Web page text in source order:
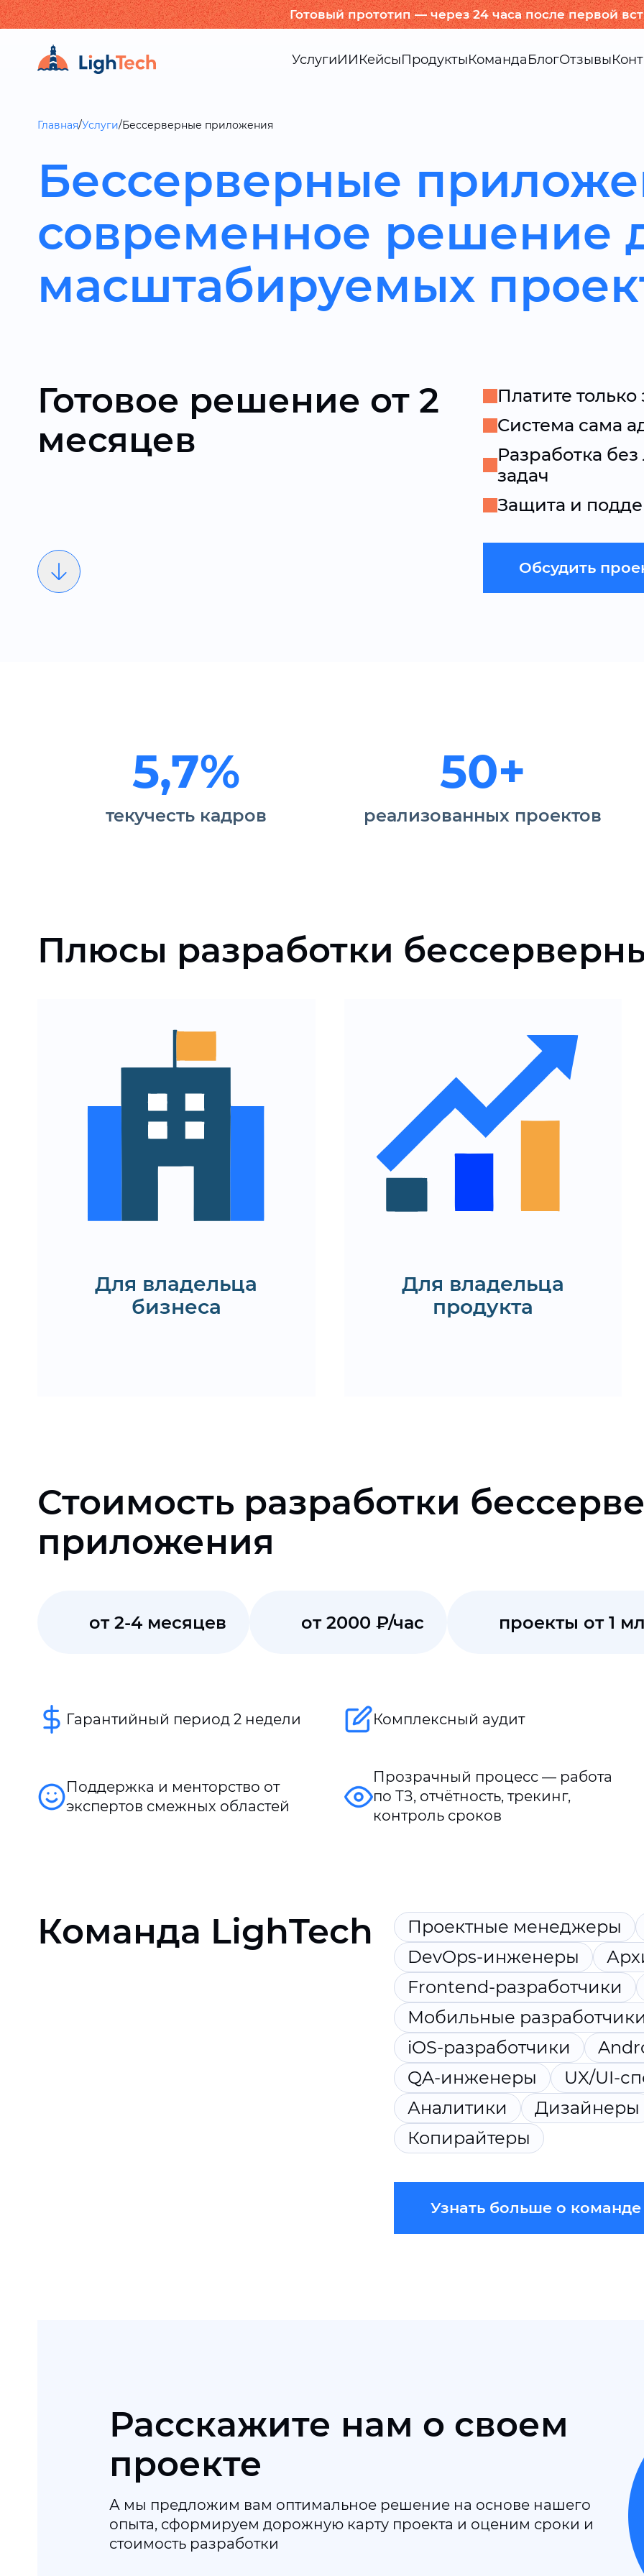
Готовый прототип — через 24 часа после первой
УслугиИИКейсыПродуктыКомандаБлогОтзывы
Главная/Услуги/Бессерверные приложения
Бессерверные
современное решение
масштабируемых
Готовое решение от 2
месяцев
Платите только
Система сама
Разработка
задач
Защита и
Обсудить
5,7%
текучесть кадров
50+
реализованных проектов
Плюсы разработки
Для владельца
бизнеса
Быстрый запуск проекта
Оптимизация затрат
адаптирование к росту
нагрузки
Высокая доступность
инфраструктуре
Получить КП
Для владельца
продукта
Полный цикл разработки
от идеи до релиза
Формирование дорожной
карты развития продукта
Оптимальные команды и
эффективное
распределение ресурсов
Гибкость в обновлении и
Запросить
Стоимость разработки
приложения
от 2-4 месяцев от 2000 ₽/час проекты от 1
Гарантийный период 2 недели Комплексный аудит
Поддержка и менторство от
экспертов смежных областей
Прозрачный процесс — работа
по ТЗ, отчётность, трекинг,
контроль сроков
Команда LighTech Проектные менеджеры
DevOps-инженеры
Frontend-разработчики
Мобильные разработчики
iOS-разработчики
QA-инженеры
UX/UI-
Аналитики
Дизайнеры
Копирайтеры
Узнать больше о команде
Расскажите нам о своем
проекте
А мы предложим вам оптимальное решение на основе нашего
опыта, сформируем дорожную карту проекта и оценим сроки и
стоимость разработки